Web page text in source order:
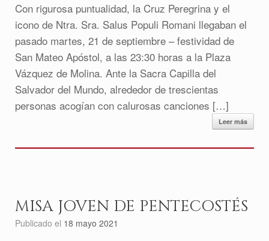
Con rigurosa puntualidad, la Cruz Peregrina y el
icono de Ntra. Sra. Salus Populi Romani llegaban el
pasado martes, 21 de septiembre – festividad de
San Mateo Apóstol, a las 23:30 horas a la Plaza
Vázquez de Molina. Ante la Sacra Capilla del
Salvador del Mundo, alrededor de trescientas
personas acogían con calurosas canciones […]
Leer más
MISA JOVEN DE PENTECOSTÉS
Publicado el 18 mayo 2021